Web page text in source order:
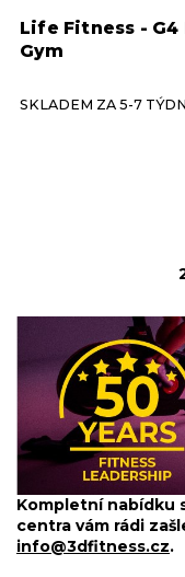
t
ů
Life Fitness - G4
Gym
SKLADEM ZA 5-7
Kompletní nabídku
centra vám rádi
info@3dfitness.cz.